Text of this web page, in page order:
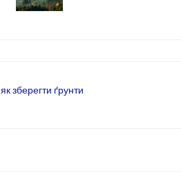
як зберегти ґрунти